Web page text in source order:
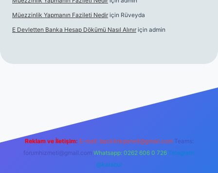
Müezzinlik Yapmanın Fazileti Nedir için Rüveyda
E Devletten Banka Hesap Dökümü Nasıl Alınır için admin
Reklam ve İletişim: E-mail: backlinkpaneli@gmail.com Teams:
forumhizmeti@gmail.com Whatsapp: 0262 606 0 726 Telegram:
@karabul